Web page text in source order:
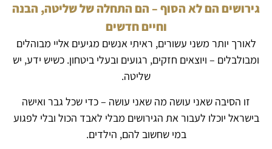
גירושים הם לא הסוף – הם התחלה של שליטה, הבנה
וחיים חדשים
לאורך יותר משני עשורים, ראיתי אנשים מגיעים אליי מבוהלים
ומבולבלים – ויוצאים חזקים, רגועים ובעלי ביטחון. כשיש ידע, יש
שליטה.
זו הסיבה שאני עושה מה שאני עושה – כדי שכל גבר ואישה
בישראל יוכלו לעבור את הגירושים מבלי לאבד הכול ובלי לפגוע
במי שחשוב להם, הילדים.